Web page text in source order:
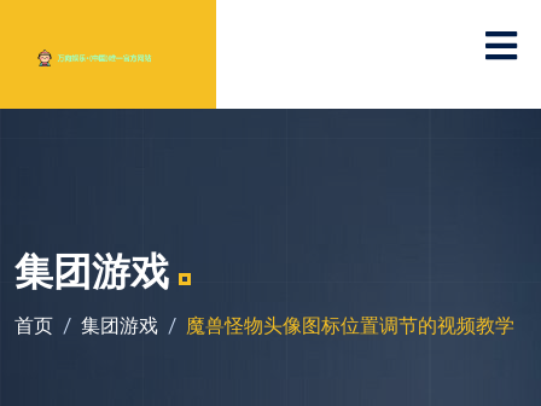
集团游戏
首页 集团游戏 魔兽怪物头像图标位置调节的视频教学